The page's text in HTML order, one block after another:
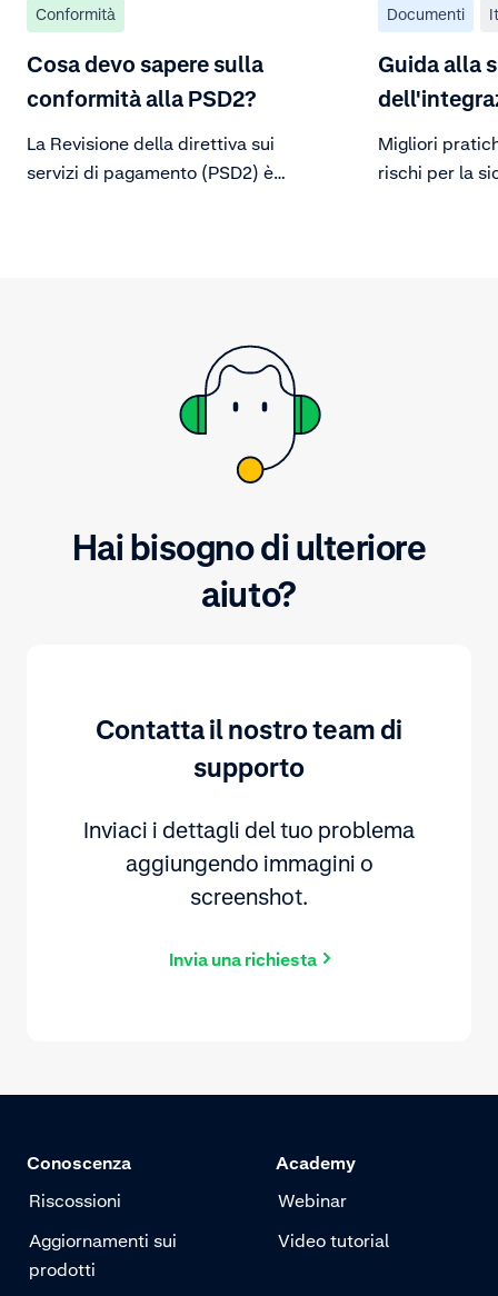
Conformità
Cosa devo sapere sulla
conformità alla PSD2?
La Revisione della direttiva sui
servizi di pagamento (PSD2) è
economico europeo (SEE).
Documenti
Guida alla
Migliori
rischi per la
Hai bisogno di ulteriore
aiuto?
Contatta il nostro team di
supporto
Inviaci i dettagli del tuo problema
aggiungendo immagini o
screenshot.
Invia una richiesta
Conoscenza
Riscossioni
Aggiornamenti sui
prodotti
Academy
Webinar
Video tutorial